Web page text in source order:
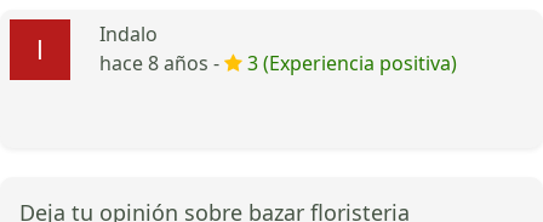
Indalo
hace 8 años -
3 (Experiencia positiva)
Deja tu opinión sobre bazar floristeria